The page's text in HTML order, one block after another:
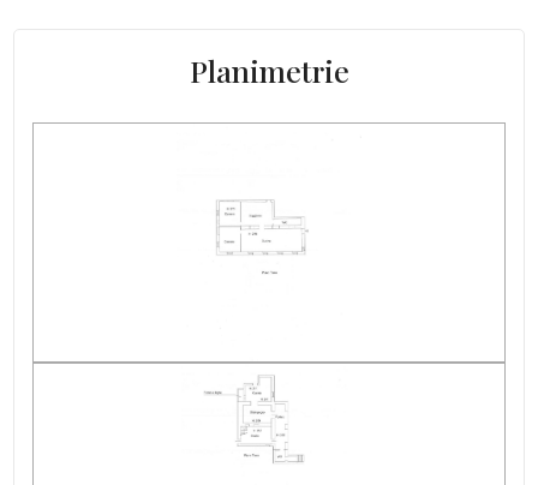
Terrazzo : Presente
Giardino : Privato
Ripostiglio
Camino
Planimetrie